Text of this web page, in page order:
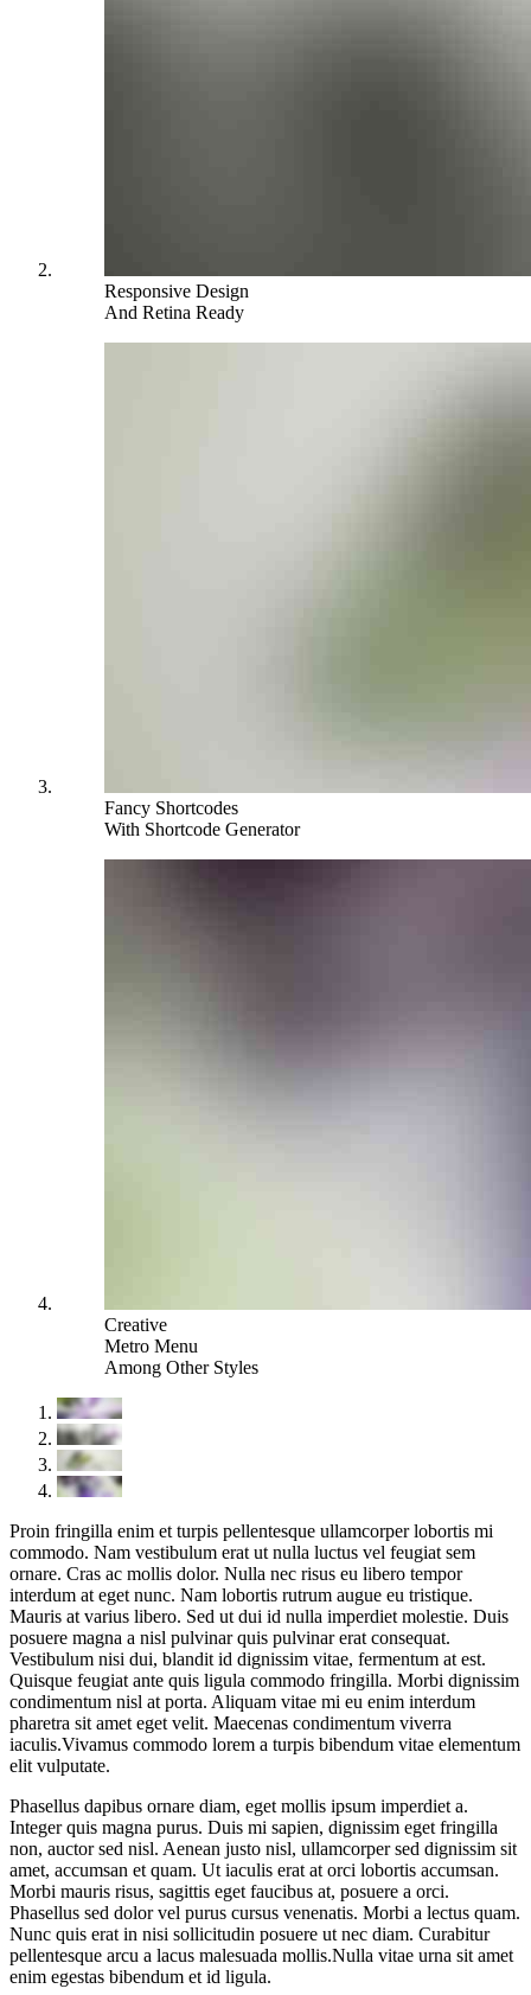
Responsive Design
And Retina Ready
Fancy Shortcodes
With Shortcode Generator
Creative
Metro Menu
Among Other Styles
Proin fringilla enim et turpis pellentesque ullamcorper lobortis mi
commodo. Nam vestibulum erat ut nulla luctus vel feugiat sem
ornare. Cras ac mollis dolor. Nulla nec risus eu libero tempor
interdum at eget nunc. Nam lobortis rutrum augue eu tristique.
Mauris at varius libero. Sed ut dui id nulla imperdiet molestie. Duis
posuere magna a nisl pulvinar quis pulvinar erat consequat.
Vestibulum nisi dui, blandit id dignissim vitae, fermentum at est.
Quisque feugiat ante quis ligula commodo fringilla. Morbi dignissim
condimentum nisl at porta. Aliquam vitae mi eu enim interdum
pharetra sit amet eget velit. Maecenas condimentum viverra
iaculis.Vivamus commodo lorem a turpis bibendum vitae elementum
elit vulputate.
Phasellus dapibus ornare diam, eget mollis ipsum imperdiet a.
Integer quis magna purus. Duis mi sapien, dignissim eget fringilla
non, auctor sed nisl. Aenean justo nisl, ullamcorper sed dignissim sit
amet, accumsan et quam. Ut iaculis erat at orci lobortis accumsan.
Morbi mauris risus, sagittis eget faucibus at, posuere a orci.
Phasellus sed dolor vel purus cursus venenatis. Morbi a lectus quam.
Nunc quis erat in nisi sollicitudin posuere ut nec diam. Curabitur
pellentesque arcu a lacus malesuada mollis.Nulla vitae urna sit amet
enim egestas bibendum et id ligula.